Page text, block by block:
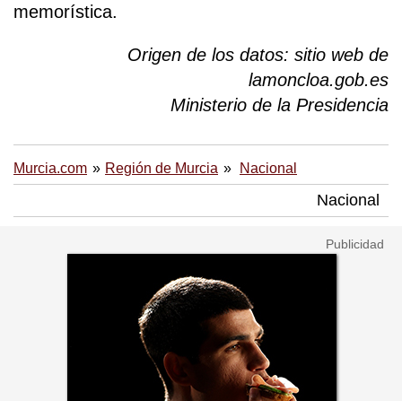
memorística.
Origen de los datos: sitio web de
lamoncloa.gob.es
Ministerio de la Presidencia
Murcia.com Región de Murcia Nacional
Nacional